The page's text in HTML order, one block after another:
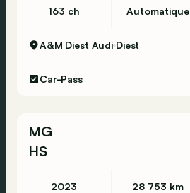
163 ch Automatique
A&M Diest Audi Diest
Car-Pass
MG
HS
2023 28 753 km